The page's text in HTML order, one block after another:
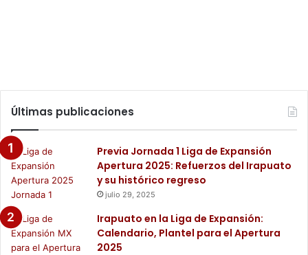
Últimas publicaciones
Previa Jornada 1 Liga de Expansión
Apertura 2025: Refuerzos del Irapuato
y su histórico regreso
julio 29, 2025
Irapuato en la Liga de Expansión:
Calendario, Plantel para el Apertura
2025